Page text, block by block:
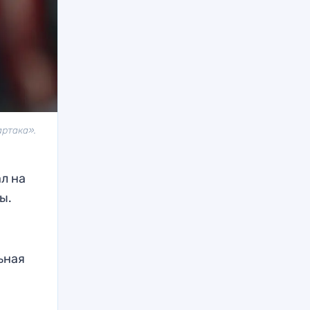
на